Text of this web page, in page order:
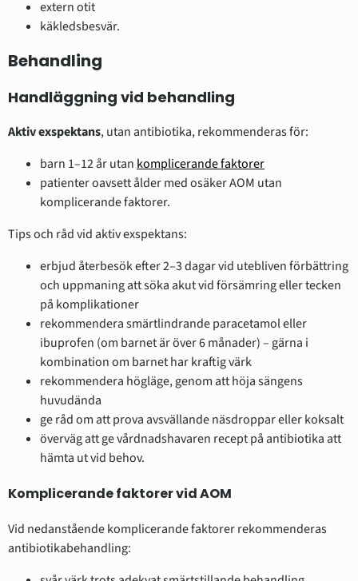
extern otit
käkledsbesvär.
Behandling
Handläggning vid behandling
Aktiv exspektans, utan antibiotika, rekommenderas för:
barn 1–12 år utan komplicerande faktorer
patienter oavsett ålder med osäker AOM utan
komplicerande faktorer.
Tips och råd vid aktiv exspektans:
erbjud återbesök efter 2–3 dagar vid utebliven förbättring
och uppmaning att söka akut vid försämring eller tecken
på komplikationer
rekommendera smärtlindrande paracetamol eller
ibuprofen (om barnet är över 6 månader) – gärna i
kombination om barnet har kraftig värk
rekommendera högläge, genom att höja sängens
huvudända
ge råd om att prova avsvällande näsdroppar eller koksalt
överväg att ge vårdnadshavaren recept på antibiotika att
hämta ut vid behov.
Komplicerande faktorer vid AOM
Vid nedanstående komplicerande faktorer rekommenderas
antibiotikabehandling: